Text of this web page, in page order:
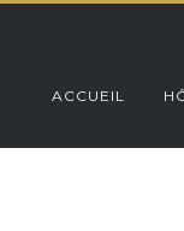
ACCUEIL